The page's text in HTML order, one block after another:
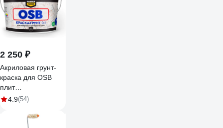
2 250 ₽
Акриловая грунт-
краска для OSB
плит
MASTERFARBE
наружных и
4.9(54)